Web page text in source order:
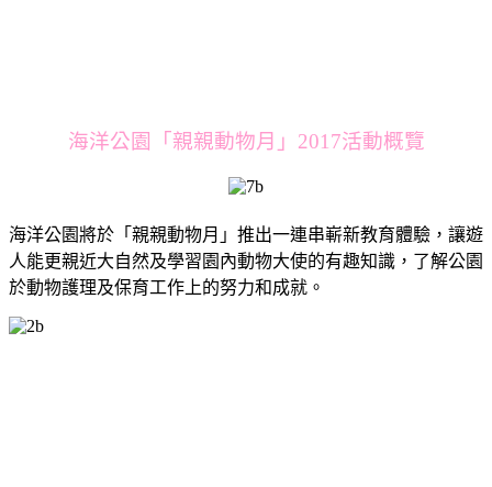
海洋公園「親親動物月」2017活動概覽
海洋公園將於「親親動物月」推出一連串嶄新教育體驗，讓遊
人能更親近大自然及學習園內動物大使的有趣知識，了解公園
於動物護理及保育工作上的努力和成就。